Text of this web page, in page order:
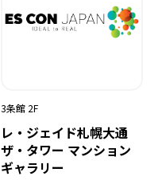
3条館 2F
レ・ジェイド札幌大通
ザ・タワー マンション
ギャラリー